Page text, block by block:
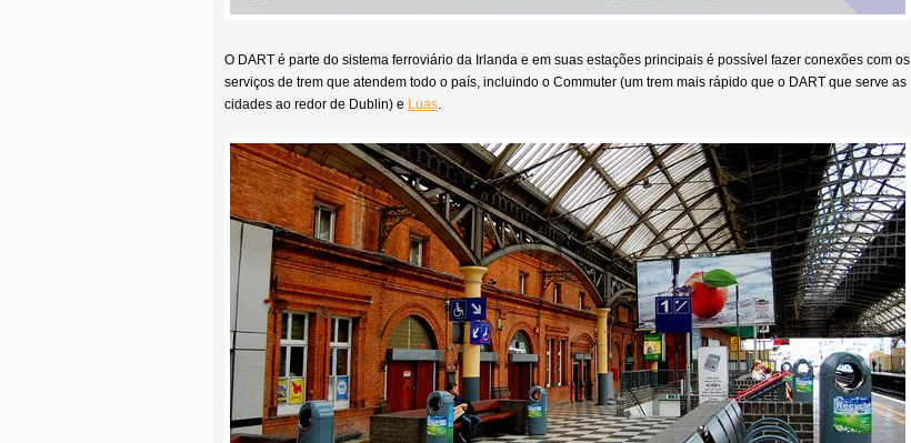
O DART é parte do sistema ferroviário da Irlanda e em suas estações principais é possível fazer conexões com os
serviços de trem que atendem todo o país, incluindo o Commuter (um trem mais rápido que o DART que serve as
cidades ao redor de Dublin) e Luas.